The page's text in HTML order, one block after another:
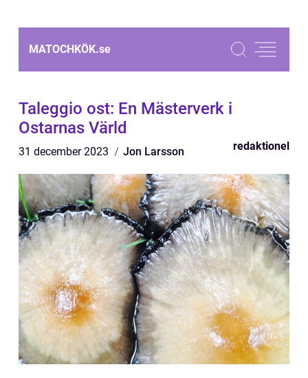
MATOCHKÖK.se
Taleggio ost: En Mästerverk i
Ostarnas Värld
31 december 2023 Jon Larsson redaktionel